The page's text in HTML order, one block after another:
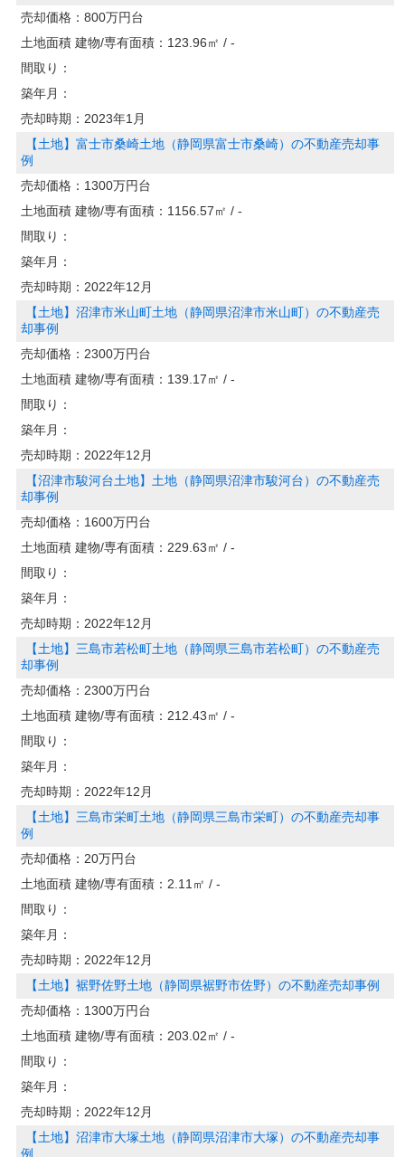
売却価格： 800万円台
土地面積 建物/専有面積： 123.96㎡ / -
間取り：
築年月：
売却時期： 2023年1月
【土地】富士市桑崎土地（静岡県富士市桑崎）の不動産売却事
例
売却価格： 1300万円台
土地面積 建物/専有面積： 1156.57㎡ / -
間取り：
築年月：
売却時期： 2022年12月
【土地】沼津市米山町土地（静岡県沼津市米山町）の不動産売
却事例
売却価格： 2300万円台
土地面積 建物/専有面積： 139.17㎡ / -
間取り：
築年月：
売却時期： 2022年12月
【沼津市駿河台土地】土地（静岡県沼津市駿河台）の不動産売
却事例
売却価格： 1600万円台
土地面積 建物/専有面積： 229.63㎡ / -
間取り：
築年月：
売却時期： 2022年12月
【土地】三島市若松町土地（静岡県三島市若松町）の不動産売
却事例
売却価格： 2300万円台
土地面積 建物/専有面積： 212.43㎡ / -
間取り：
築年月：
売却時期： 2022年12月
【土地】三島市栄町土地（静岡県三島市栄町）の不動産売却事
例
売却価格： 20万円台
土地面積 建物/専有面積： 2.11㎡ / -
間取り：
築年月：
売却時期： 2022年12月
【土地】裾野佐野土地（静岡県裾野市佐野）の不動産売却事例
売却価格： 1300万円台
土地面積 建物/専有面積： 203.02㎡ / -
間取り：
築年月：
売却時期： 2022年12月
【土地】沼津市大塚土地（静岡県沼津市大塚）の不動産売却事
例